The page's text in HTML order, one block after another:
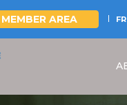
MEMBER AREA FR